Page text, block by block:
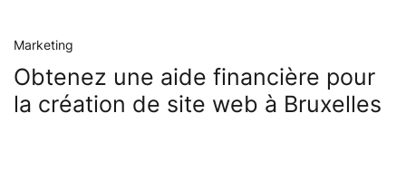
Marketing
Obtenez une aide financière pour
la création de site web à Bruxelles